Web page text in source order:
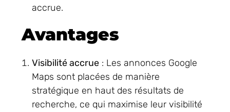
accrue.
Avantages
Visibilité accrue : Les annonces Google
Maps sont placées de manière
stratégique en haut des résultats de
recherche, ce qui maximise leur visibilité